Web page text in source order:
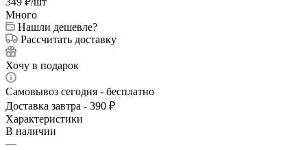
Много
Нашли дешевле?
Рассчитать доставку
Хочу в подарок
Самовывоз сегодня - бесплатно
Доставка завтра - 390 ₽
Характеристики
В наличии
—